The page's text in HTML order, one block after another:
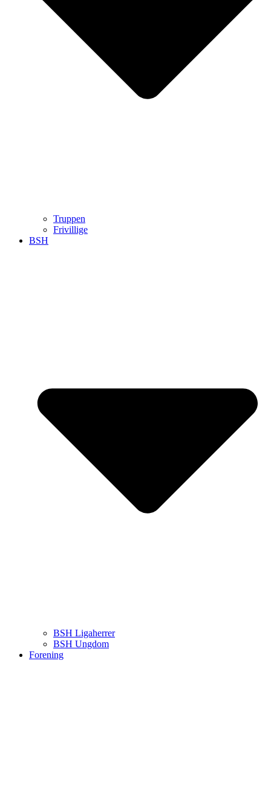
Truppen
Frivillige
BSH
BSH Ligaherrer
BSH Ungdom
Forening